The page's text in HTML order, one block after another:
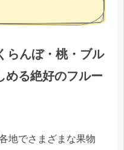
らんぼ・桃・ブル
める絶好のフルー
地でさまざまな果物